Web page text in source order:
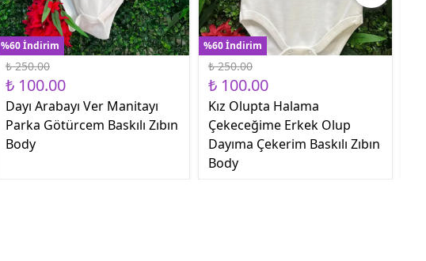
%60 İndirim
₺ 250.00
₺ 100.00
Dayı Arabayı Ver Manitayı
Parka Götürcem Baskılı Zıbın
Body
%60 İndirim
₺ 250.00
₺ 100.00
Kız Olupta Halama
Çekeceğime Erkek Olup
Dayıma Çekerim Baskılı Zıbın
Body